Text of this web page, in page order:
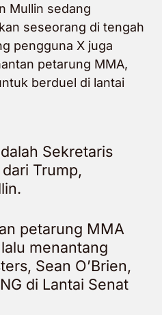
Mullin sedang
seseorang di tengah
pengguna X juga
petarung MMA,
berduel di lantai
Sekretaris
Trump,
petarung MMA
menantang
Sean O’Brien,
di Lantai Senat